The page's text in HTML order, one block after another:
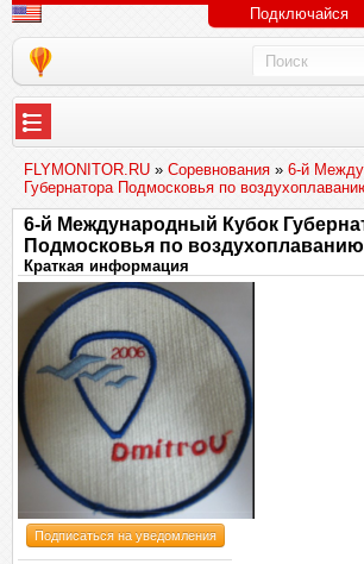
Подключайся
FLYMONITOR.RU » Соревнования » 6-й
Губернатора Подмосковья по
6-й Международный Кубок
Подмосковья по воздухоплаванию
Краткая информация
Подписаться на уведомления